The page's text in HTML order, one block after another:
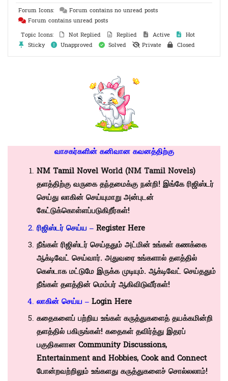
Forum Icons:
Forum contains no unread posts
Forum contains unread posts
Topic Icons:
Not Replied Replied Active
Hot
Sticky
Unapproved Solved Private Closed
வாசகர்களின் கனிவான கவனத்திற்கு
NM Tamil NovelWorld (NM Tamil Novels)
தளத்திற்கு வருகை தந்தமைக்கு நன்றி! இங்கே ரிஜிஸ்டர்
செய்து லாகின் செய்யுமாறு அன்புடன்
கேட்டுக்கொள்ளப்படுகிறீர்கள்!
ரிஜிஸ்டர் செய்ய –Register Here
நீங்கள் ரிஜிஸ்டர் செய்ததும் அட்மின் உங்கள் கணக்கை
ஆக்டிவேட் செய்வார். அதுவரை உங்களால் தளத்தில்
கெஸ்டாக மட்டுமே இருக்க முடியும். ஆக்டிவேட் செய்ததும்
நீங்கள் தளத்தின் மெம்பர் ஆகிவிடுவீர்கள்!
லாகின் செய்ய –Login Here
கதைகளைப் பற்றிய உங்கள் கருத்துகளைத் தயக்கமின்றி
தளத்தில் பகிருங்கள்! கதைகள் தவிர்த்து இதரப்
பகுதிகளானCommunity Discussions,
Entertainment and Hobbies,Cook and Connect
போன்றவற்றிலும் உங்களது கருத்துகளைச் சொல்லலாம்!